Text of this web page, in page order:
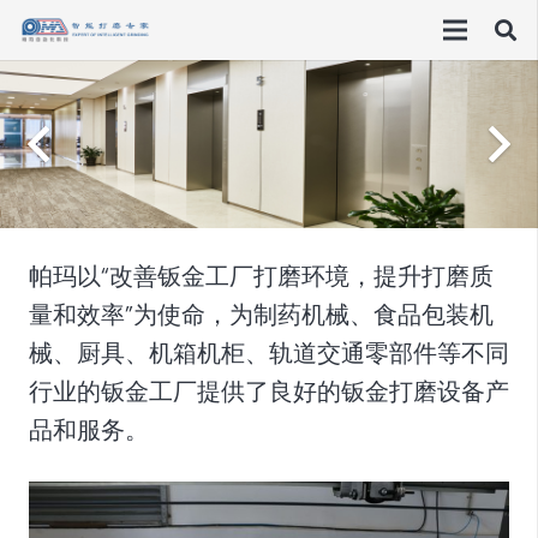
帕玛以“改善钣金工厂打磨环境，提升打磨质
量和效率”为使命，为制药机械、食品包装机
械、厨具、机箱机柜、轨道交通零部件等不同
行业的钣金工厂提供了良好的钣金打磨设备产
品和服务。